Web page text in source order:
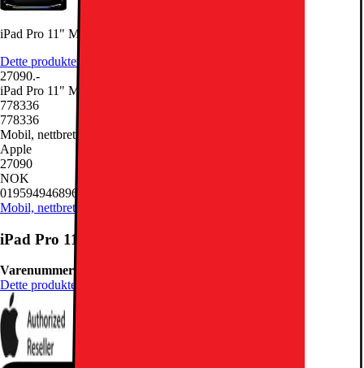
iPad Pro 11" M4 1TB NT WiFi + 5G (Sølv)
Dette produktet er rangert med 5 av 5 stjerner.
27090.-
iPad Pro 11" M4 1TB NT WiFi + 5G (Sølv)
778336
778336
Mobil, nettbrett og smartklokker, Nettbrett
Apple
27090
NOK
0195949468964
Mobil, nettbrett og smartklokker
iPad Pro 11" M4 1TB NT WiFi + 5G (Sølv)
Varenummer:
Dette produktet er rangert med 5 av 5 stjerner.